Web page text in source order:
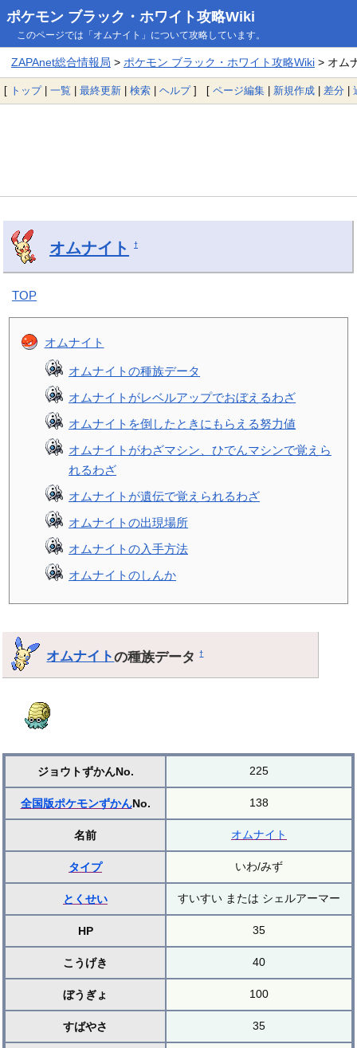
ポケモン ブラック・ホワイト攻略Wiki
このページでは「オムナイト」について攻略しています。
ZAPAnet総合情報局 > ポケモン ブラック・ホワイト攻略Wiki> オム
[ トップ| 一覧 | 最終更新 | 検索 | ヘルプ] [ ページ編集 | 新規作成 | 差分 |
オムナイト †
TOP
オムナイト
オムナイトの種族データ
オムナイトがレベルアップでおぼえるわざ
オムナイトを倒したときにもらえる努力値
オムナイトがわざマシン、ひでんマシンで覚えら
れるわざ
オムナイトが遺伝で覚えられるわざ
オムナイトの出現場所
オムナイトの入手方法
オムナイトのしんか
オムナイトの種族データ†
ジョウトずかんNo. 225
全国版ポケモンずかんNo. 138
名前 オムナイト
タイプ いわ/みず
とくせい すいすい または シェルアーマー
HP 35
こうげき 40
ぼうぎょ 100
すばやさ 35